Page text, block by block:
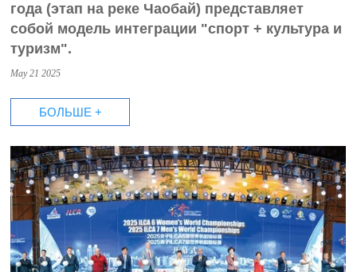
года (этап на реке Чаобай) представляет
собой модель интеграции "спорт + культура и
туризм".
May 21 2025
БОЛЬШЕ +